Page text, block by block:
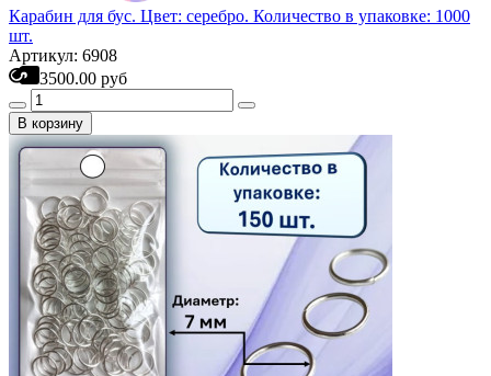
Карабин для бус. Цвет: серебро. Количество в упаковке: 1000
шт.
Артикул: 6908
3500.00 руб
В корзину